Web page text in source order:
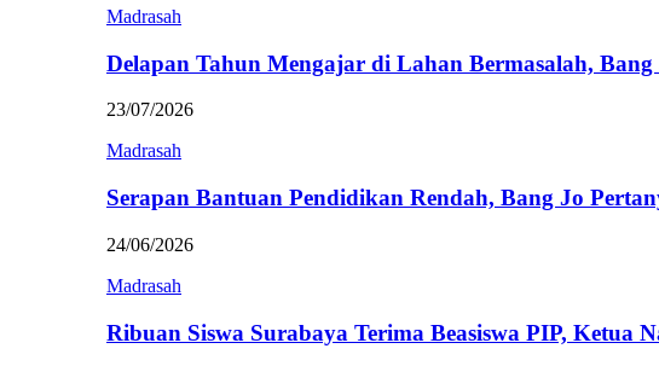
Madrasah
Delapan Tahun Mengajar di Lahan Bermasalah,
23/07/2026
Madrasah
Serapan Bantuan Pendidikan Rendah, Bang Jo
24/06/2026
Madrasah
Ribuan Siswa Surabaya Terima Beasiswa PIP, Ketua